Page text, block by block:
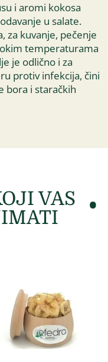
i aromi kokosa
u salate.
za kuvanje, pečenje
temperaturama
je odlično i za
protiv infekcija, čini
bora i staračkih
VAS